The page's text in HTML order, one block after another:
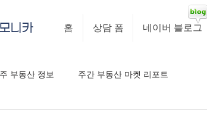
니카 홈 상담 폼 네이버 블로그
부동산 정보 주간 부동산 마켓 리포트